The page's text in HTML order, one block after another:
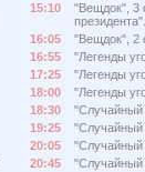
15:10
"Вещдок", 3
президента".
16:05
"Вещдок", 2
16:55
"Легенды
17:25
"Легенды
18:00
"Легенды
18:30
"Случайный
19:25
"Случайный
20:05
"Случайный
20:45
"Случайный